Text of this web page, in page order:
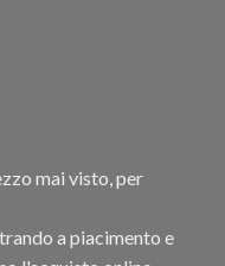
mai visto, per
a piacimento e